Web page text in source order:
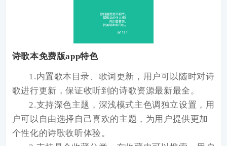
诗歌本免费版app特色
1.内置歌本目录、歌词更新，用户可以随时对诗
歌进行更新，保证收听到的诗歌资源最新最全。
2.支持深色主题，深浅模式主色调独立设置，用
户可以自由选择自己喜欢的主题，为用户提供更加
个性化的诗歌收听体验。